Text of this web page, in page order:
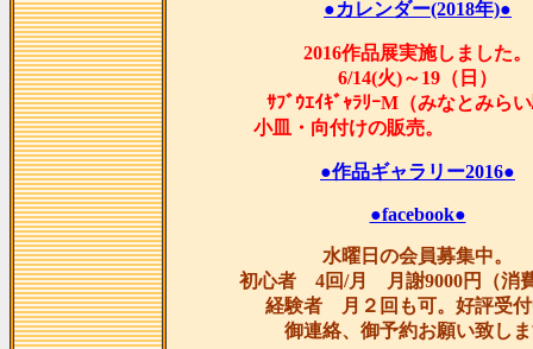
●カレンダー(2018年)●
2016作品展実施しました。
6/14(火)～19（日）
ｻﾌﾞｳｴｲｷﾞｬﾗﾘｰM（みなとみら
小皿・向付けの販
●作品ギャラリー2016●
●facebook●
水曜日の会員募集中。
初心者 4回/月 月謝9000円（消
経験者 月２回も可。好評受
御連絡、御予約お願い致し